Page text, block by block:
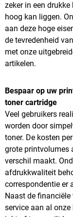
zeker in een
hoog kan liggen.
aan deze hoge
de tevredenheid
met onze
artikelen.
Bespaar op uw
toner cartridge
Veel gebruikers
worden door
toner. De kosten
grote printvolumes
verschil maakt.
afdrukkwaliteit
correspondentie er
Naast de
service aan al